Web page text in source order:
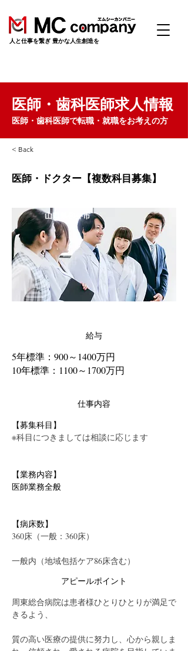
​人と仕事を繋ぎ 豊かな人生創造を
医師・歯科医師求人情報
医師・歯科医師で転職・就職をお考えの方
< Back
医師・ドクター【複数科目募集】
山口県柳井市
給与
5年標準：900～1400万円
10年標準：1100～1700万円
仕事内容
【募集科目】
※科目につきましては相談に応じます
【業務内容】
医師業務全般
【病床数】
360床（一般：360床）
一般内（地域包括ケア86床含む）
アピールポイント
周東総合病院は患者様ひとりひとりが満足で
きるよう、
質の高い医療の提供に努力し、心から親しま